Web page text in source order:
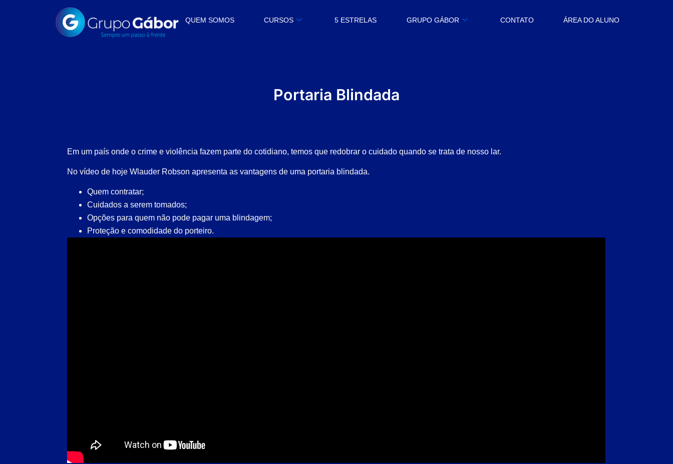
QUEM SOMOS CURSOS 5 ESTRELAS GRUPO GÁBOR CONTATO ÁREA DO ALUNO
Portaria Blindada
Em um país onde o crime e violência fazem parte do cotidiano, temos que redobrar o cuidado quando se trata de nosso lar.
No vídeo de hoje Wlauder Robson apresenta as vantagens de uma portaria blindada.
Quem contratar;
Cuidados a serem tomados;
Opções para quem não pode pagar uma blindagem;
Proteção e comodidade do porteiro.